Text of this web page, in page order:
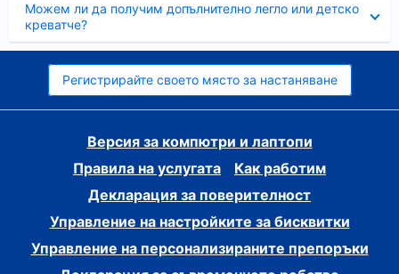
Можем ли да получим допълнително легло или детско
креватче?
Регистрирайте своето място за настаняване
Версия за компютри и лаптопи
Правила на услугата
Как работим
Декларация за поверителност
Управление на настройките за бисквитки
Управление на персонализираните препоръки